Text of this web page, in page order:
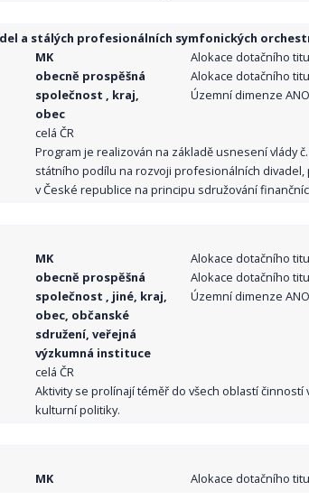
a stálých profesionálních symfonických
MK
obecně prospěšná
společnost , kraj,
obec
Alokace dotačního
Alokace dotačního
Územní dimenze
celá ČR
Program je realizován na základě usnesení vlády
státního podílu na rozvoji profesionálních
v České republice na principu sdružování
MK
obecně prospěšná
společnost , jiné, kraj,
obec, občanské
sdružení, veřejná
výzkumná instituce
Alokace dotačního
Alokace dotačního
Územní dimenze
celá ČR
Aktivity se prolínají téměř do všech oblastí
kulturní politiky.
MK
Alokace dotačního